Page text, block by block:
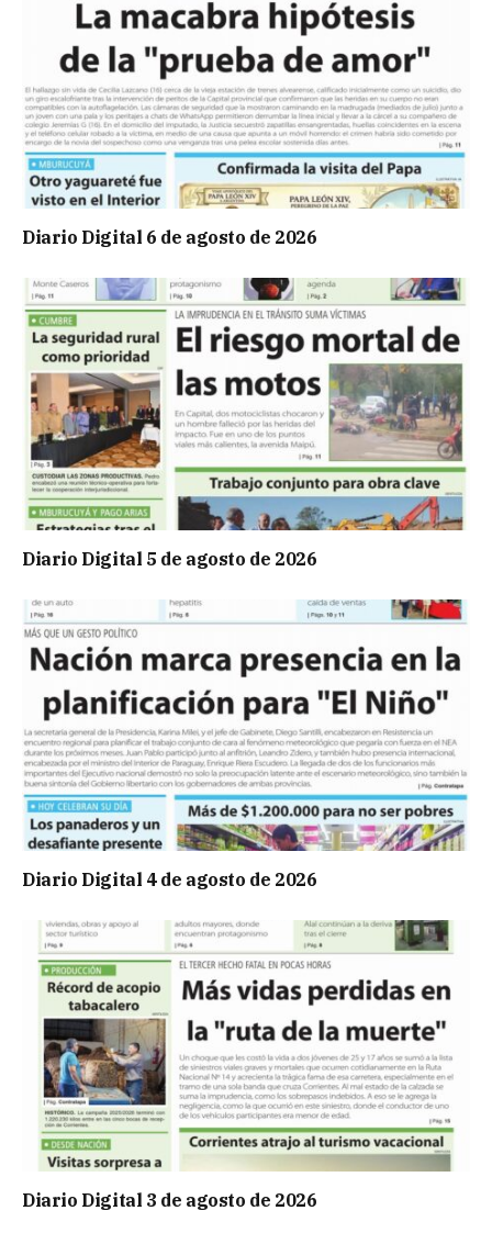
Diario Digital 6 de agosto de 2026
Diario Digital 5 de agosto de 2026
Diario Digital 4 de agosto de 2026
Diario Digital 3 de agosto de 2026